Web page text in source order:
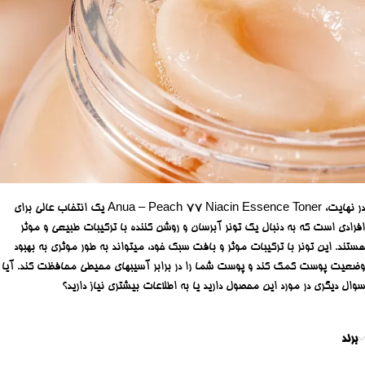
در نهایت، Anua – Peach 77 Niacin Essence Toner یک انتخاب عالی برای
افرادی است که به دنبال یک تونر آبرسان و روشن کننده با ترکیبات طبیعی و موثر
هستند. این تونر با ترکیبات موثر و بافت سبک خود، میتواند به طور موثری به بهبود
وضعیت پوست کمک کند و پوست شما را در برابر آسیبهای محیطی محافظت کند. آیا
سوال دیگری در مورد این محصول دارید یا به اطلاعات بیشتری نیاز دارید؟
برند